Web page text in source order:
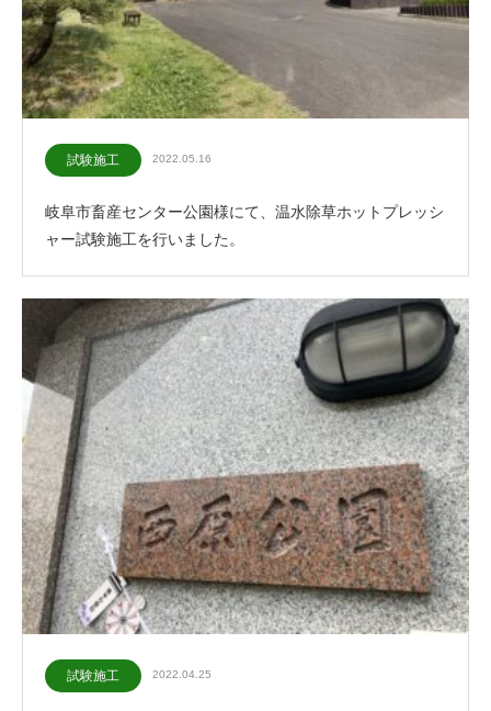
試験施工 2022.05.16
岐阜市畜産センター公園様にて、温水除草ホットプレッシ
ャー試験施工を行いました。
試験施工 2022.04.25